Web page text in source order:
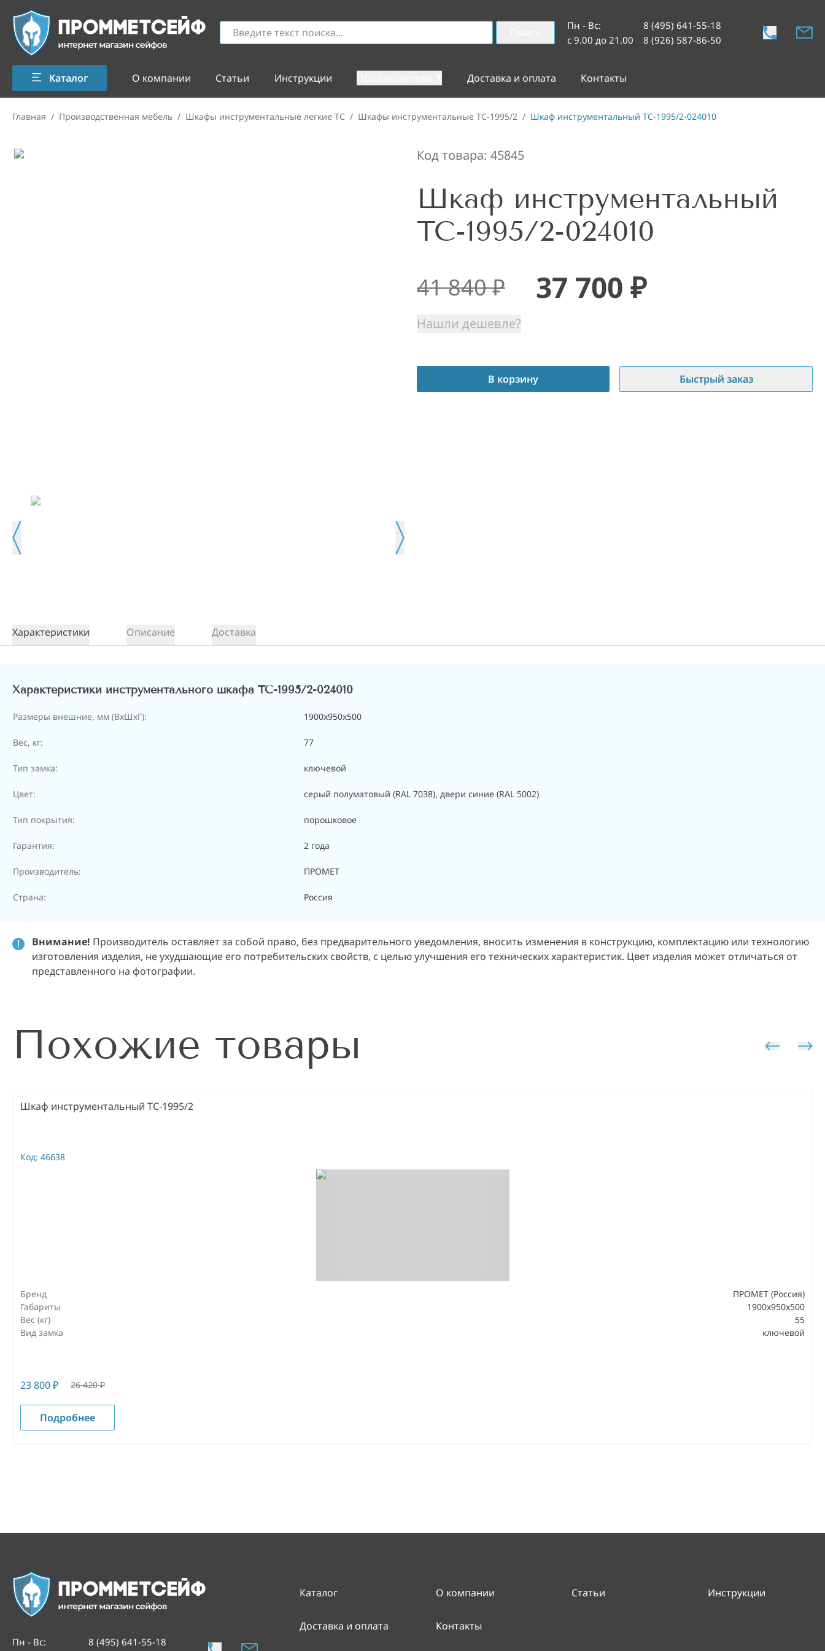
Пн - Вс:
с 9.00 до 21.00
8 (495) 641-55-18
8 (926) 587-86-50
Каталог О компании Статьи Инструкции Доставка и оплата Контакты
Главная / Производственная мебель / Шкафы инструментальные легкие TC / Шкафы инструментальные ТС-1995/2 / Шкаф инструментальный TC-1995/2-024010
Код товара: 45845
Шкаф инструментальный
TC-1995/2-024010
41 840₽ 37 700 ₽
Нашли дешевле?
В корзину Быстрый заказ
Характеристики Описание Доставка
Характеристики инструментального шкафа TC-1995/2-024010
Размеры внешние, мм (ВхШхГ): 1900x950x500
Вес, кг: 77
Тип замка: ключевой
Цвет: cерый полуматовый (RAL 7038), двери синие (RAL 5002)
Тип покрытия: порошковое
Гарантия: 2 года
Производитель: ПРОМЕТ
Страна: Россия
Внимание! Производитель оставляет за собой право, без предварительного уведомления, вносить изменения в конструкцию, комплектацию или технологию
изготовления изделия, не ухудшающие его потребительских свойств, с целью улучшения его технических характеристик. Цвет изделия может отличаться от
представленного на фотографии.
Похожие товары
Шкаф инструментальный TC-1995/2
Код: 46638
Бренд
ПРОМЕТ (Россия)
Габариты
1900x950x500
Вес (кг)
55
Вид замка
ключевой
23 800₽ 26 420₽
Подробнее
Пн - Вс:
8 (495) 641-55-18
Каталог О компании Статьи Инструкции
Доставка и оплата Контакты